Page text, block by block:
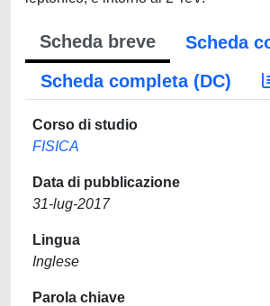
Scheda breve
Scheda
Scheda completa (DC)
Corso di studio
FISICA
Data di pubblicazione
31-lug-2017
Lingua
Inglese
Parola chiave